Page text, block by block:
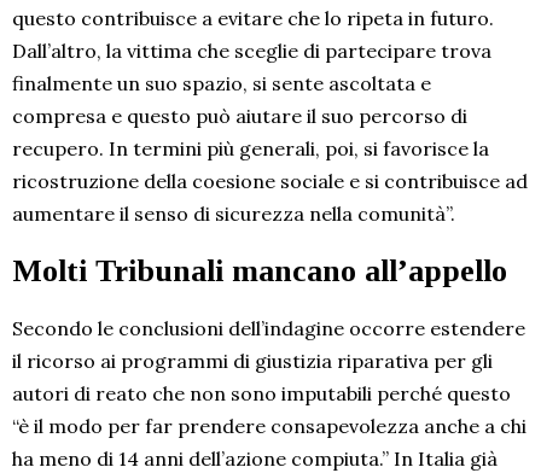
questo contribuisce a evitare che lo ripeta in futuro.
Dall’altro, la vittima che sceglie di partecipare trova
finalmente un suo spazio, si sente ascoltata e
compresa e questo può aiutare il suo percorso di
recupero. In termini più generali, poi, si favorisce la
ricostruzione della coesione sociale e si contribuisce ad
aumentare il senso di sicurezza nella comunità”.
Molti Tribunali mancano all’appello
Secondo le conclusioni dell’indagine occorre estendere
il ricorso ai programmi di giustizia riparativa per gli
autori di reato che non sono imputabili perché questo
“è il modo per far prendere consapevolezza anche a chi
ha meno di 14 anni dell’azione compiuta.” In Italia già